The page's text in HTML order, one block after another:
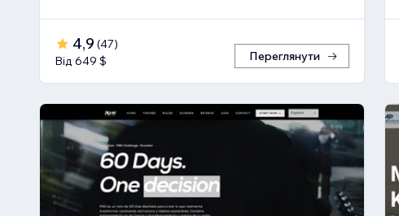
4,9 (47)
Від 649 $
Переглянути